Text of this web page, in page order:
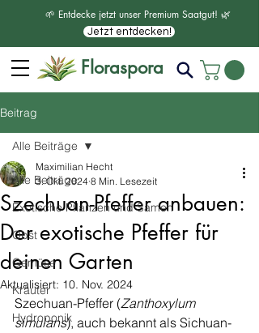
🌱 Entdecke jetzt unser Premium Saatgut! 🌿
Jetzt entdecken!
Floraspora
Beitrag
Alle Beiträge
Exotische Pflanzen und Samen
Obst
Gemüse
Kräuter
Hydroponik
Alle Beiträge
Szechuan-Pfeffer anbauen:
Der exotische Pfeffer für
deinen Garten
Maximilian Hecht
3. Okt. 2024 8 Min. Lesezeit
Aktualisiert: 10. Nov. 2024
Szechuan-Pfeffer (Zanthoxylum
simulans), auch bekannt als Sichuan-